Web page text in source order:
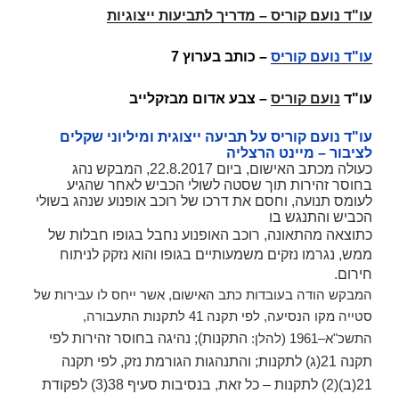
עו"ד נועם קוריס – מדריך לתביעות ייצוגיות
עו"ד נועם קוריס – כותב בערוץ 7
עו"ד נועם קוריס – צבע אדום מבזקלייב
עו"ד נועם קוריס על תביעה ייצוגית ומיליוני שקלים
לציבור – מיינט הרצליה
כעולה מכתב האישום, ביום 22.8.2017, המבקש נהג
בחוסר זהירות תוך שסטה לשולי הכביש לאחר שהגיע
לעומס תנועה, וחסם את דרכו של רוכב אופנוע שנהג בשולי
הכביש והתנגש בו
כתוצאה מהתאונה, רוכב האופנוע נחבל בגופו חבלות של
ממש, נגרמו נזקים משמעותיים בגופו והוא נזקק לניתוח
חירום.
המבקש הודה בעובדות כתב האישום, אשר ייחס לו עבירות של
סטייה מקו הנסיעה, לפי תקנה 41 לתקנות התעבורה,
התשכ"א–1961 (להלן:
התקנות); נהיגה בחוסר זהירות לפי
תקנה 21(ג) לתקנות; והתנהגות הגורמת נזק, לפי תקנה
21(ב)(2) לתקנות – כל זאת, בנסיבות סעיף 38(3) לפקודת